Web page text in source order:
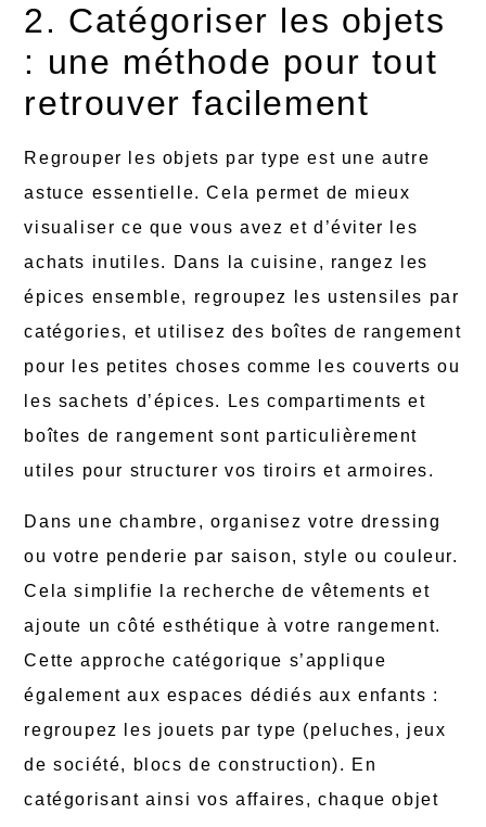
2. Catégoriser les objets
: une méthode pour tout
retrouver facilement
Regrouper les objets par type est une autre
astuce essentielle. Cela permet de mieux
visualiser ce que vous avez et d’éviter les
achats inutiles. Dans la cuisine, rangez les
épices ensemble, regroupez les ustensiles par
catégories, et utilisez des boîtes de rangement
pour les petites choses comme les couverts ou
les sachets d’épices. Les compartiments et
boîtes de rangement sont particulièrement
utiles pour structurer vos tiroirs et armoires.
Dans une chambre, organisez votre dressing
ou votre penderie par saison, style ou couleur.
Cela simplifie la recherche de vêtements et
ajoute un côté esthétique à votre rangement.
Cette approche catégorique s’applique
également aux espaces dédiés aux enfants :
regroupez les jouets par type (peluches, jeux
de société, blocs de construction). En
catégorisant ainsi vos affaires, chaque objet